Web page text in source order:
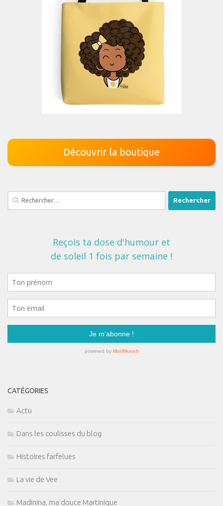
Découvrir la boutique
Rechercher :
CATÉGORIES
Actu
Dans les coulisses du blog
Histoires farfelues
La vie de Vee
Madinina, ma douce Martinique